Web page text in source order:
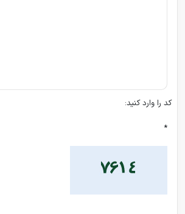
کد را وارد کنید:
*